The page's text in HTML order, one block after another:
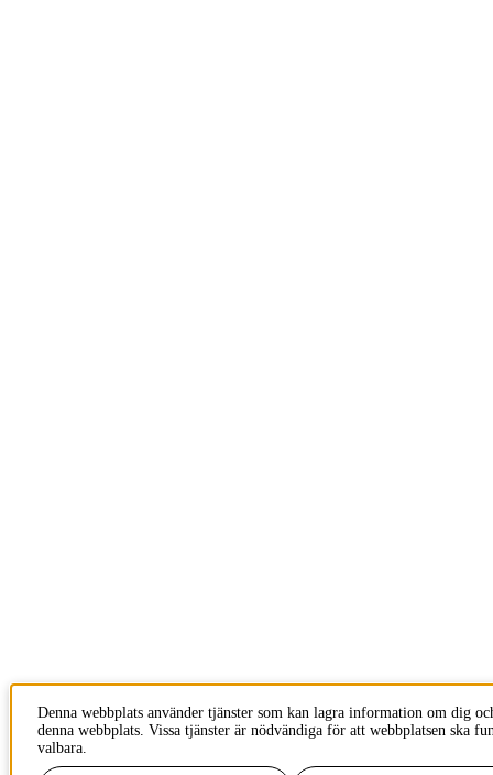
Denna webbplats använder tjänster som kan lagra information om dig
denna webbplats. Vissa tjänster är nödvändiga för att webbplatsen ska
valbara.